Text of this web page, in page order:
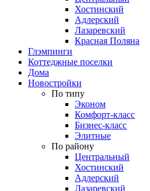
Хостинский
Адлерский
Лазаревский
Красная Поляна
Глэмпинги
Коттеджные поселки
Дома
Новостройки
По типу
Эконом
Комфорт-класс
Бизнес-класс
Элитные
По району
Центральный
Хостинский
Адлерский
Лазаревский